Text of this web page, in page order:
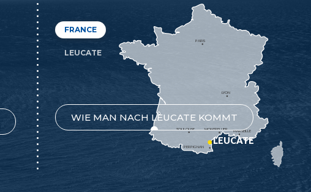
FRANCE
LEUCATE
WIE MAN NACH LEUCATE KOMMT
MONTPELLIER
PERPIGNAN
MARSEILLE
TOULOUSE
LYON
PARIS
LEUCATE